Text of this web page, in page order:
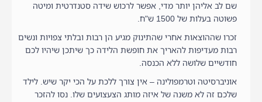
שם לב אליהן יותר מדי, אפשר לרכוש שידה סטנדרטית ומיטה
פשוטה בעלות של 1500 ש"ח.
זכרו שההוצאות אחרי שהתינוק מגיע הן רבות ובלתי צפויות ונשים
רבות מעדיפות להאריך את חופשת הלידה כך שיתכן שיהיו לכם
חודשיים שלושה ללא הכנסה.
אוניברסיטה וטרמפולינה – אין צורך ללכת על הכי יקר שיש. לילד
שלכם זה לא משנה של איזה מותג הצעצועים שלו. נסו להזכר